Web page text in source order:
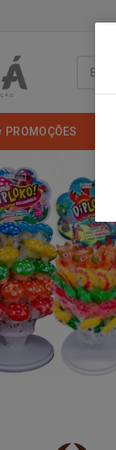
PROMOÇÕES